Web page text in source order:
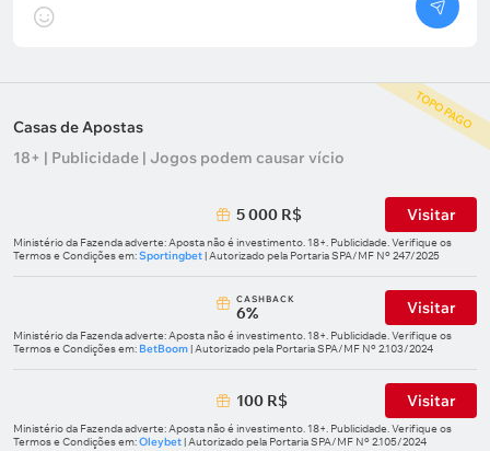
TOPO PAGO
Casas de Apostas
18+ | Publicidade | Jogos podem causar vício
5 000 R$ Visitar
Ministério da Fazenda adverte: Aposta não é investimento. 18+. Publicidade. Verifique os
Termos e Condições em:Sportingbet| Autorizado pela Portaria SPA/MF Nº 247/2025
СASHBACK
6% Visitar
Ministério da Fazenda adverte: Aposta não é investimento. 18+. Publicidade. Verifique os
Termos e Condições em: BetBoom| Autorizado pela Portaria SPA/MF Nº 2.103/2024
100 R$ Visitar
Ministério da Fazenda adverte: Aposta não é investimento. 18+. Publicidade. Verifique os
Termos e Condições em:Oleybet| Autorizado pela Portaria SPA/MF Nº 2.105/2024